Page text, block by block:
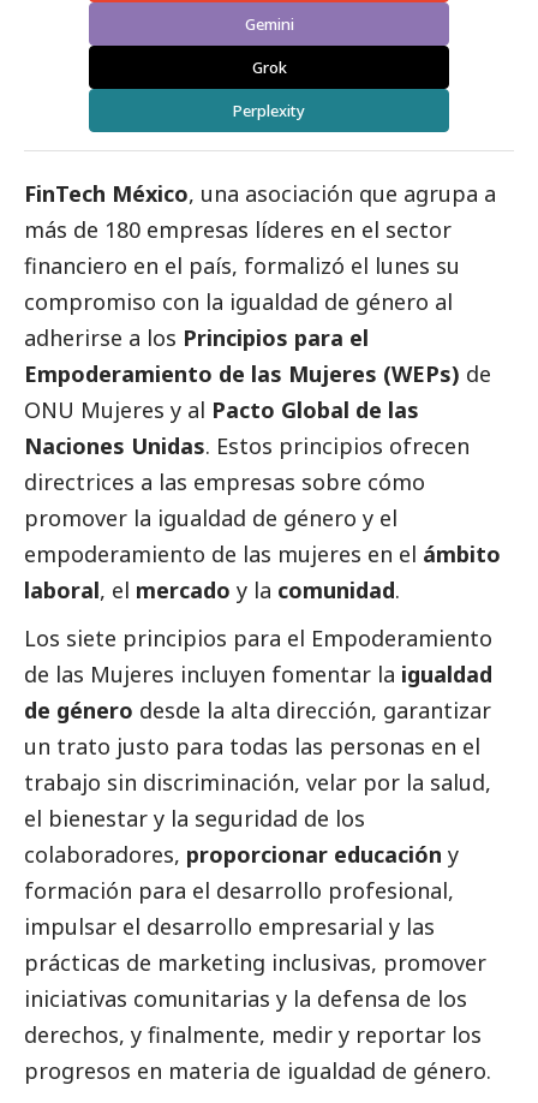
Gemini
Grok
Perplexity
FinTech México, una asociación que agrupa a
más de 180 empresas líderes en el sector
financiero en el país, formalizó el lunes su
compromiso con la igualdad de género al
adherirse a los Principios para el
Empoderamiento de las Mujeres (WEPs) de
ONU Mujeres y al Pacto Global de las
Naciones Unidas. Estos principios ofrecen
directrices a las empresas sobre cómo
promover la igualdad de género y el
empoderamiento de las mujeres en el ámbito
laboral, el mercado y la comunidad.
Los siete principios para el Empoderamiento
de las Mujeres incluyen fomentar la igualdad
de género desde la alta dirección, garantizar
un trato justo para todas las personas en el
trabajo sin discriminación, velar por la salud,
el bienestar y la seguridad de los
colaboradores, proporcionar educación y
formación para el desarrollo profesional,
impulsar el desarrollo empresarial y las
prácticas de marketing inclusivas, promover
iniciativas comunitarias y la defensa de los
derechos, y finalmente, medir y reportar los
progresos en materia de igualdad de género.